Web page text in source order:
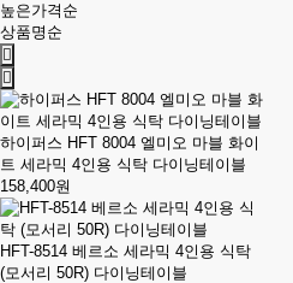
높은가격순
상품명순
하이퍼스 HFT 8004 엘미오 마블 화이
트 세라믹 4인용 식탁 다이닝테이블
158,400원
HFT-8514 베르소 세라믹 4인용 식탁
(모서리 50R) 다이닝테이블